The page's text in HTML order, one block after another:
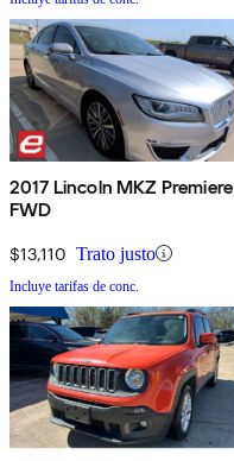
2017 Lincoln MKZ Premiere
FWD
$13,110 Trato justo
Incluye tarifas de conc.